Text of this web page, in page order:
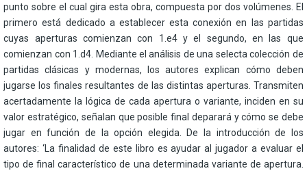
punto sobre el cual gira esta obra, compuesta por dos volúmenes. El
primero está dedicado a establecer esta conexión en las partidas
cuyas aperturas comienzan con 1.e4 y el segundo, en las que
comienzan con 1.d4. Mediante el análisis de una selecta colección de
partidas clásicas y modernas, los autores explican cómo deben
jugarse los finales resultantes de las distintas aperturas. Transmiten
acertadamente la lógica de cada apertura o variante, inciden en su
valor estratégico, señalan que posible final deparará y cómo se debe
jugar en función de la opción elegida. De la introducción de los
autores: ‘La finalidad de este libro es ayudar al jugador a evaluar el
tipo de final característico de una determinada variante de apertura.